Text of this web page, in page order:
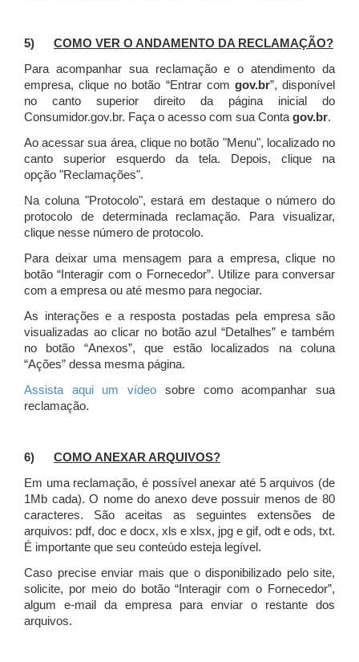
5) COMO VER O ANDAMENTO DA RECLAMAÇÃO?
Para acompanhar sua reclamação e o atendimento da
empresa, clique no botão “Entrar com gov.br”, disponível
no canto superior direito da página inicial do
Consumidor.gov.br. Faça o acesso com sua Contagov.br.
Ao acessar sua área, clique no botão "Menu", localizado no
canto superior esquerdo da tela. Depois, clique na
opção "Reclamações".
Na coluna "Protocolo", estará em destaque o número do
protocolo de determinada reclamação. Para visualizar,
clique nesse número de protocolo.
Para deixar uma mensagem para a empresa, clique no
botão “Interagir com o Fornecedor”. Utilize para conversar
com a empresa ou até mesmo para negociar.
As interações e a resposta postadas pela empresa são
visualizadas ao clicar no botão azul “Detalhes” e também
no botão “Anexos”, que estão localizados na coluna
“Ações” dessa mesma página.
Assista aqui um vídeo sobre como acompanhar sua
reclamação.
6) COMO ANEXAR ARQUIVOS?
Em uma reclamação, é possível anexar até 5 arquivos (de
1Mb cada). O nome do anexo deve possuir menos de 80
caracteres. São aceitas as seguintes extensões de
arquivos: pdf, doc e docx, xls e xlsx, jpg e gif, odt e ods, txt.
É importante que seu conteúdo esteja legível.
Caso precise enviar mais que o disponibilizado pelo site,
solicite, por meio do botão “Interagir com o Fornecedor”,
algum e-mail da empresa para enviar o restante dos
arquivos.